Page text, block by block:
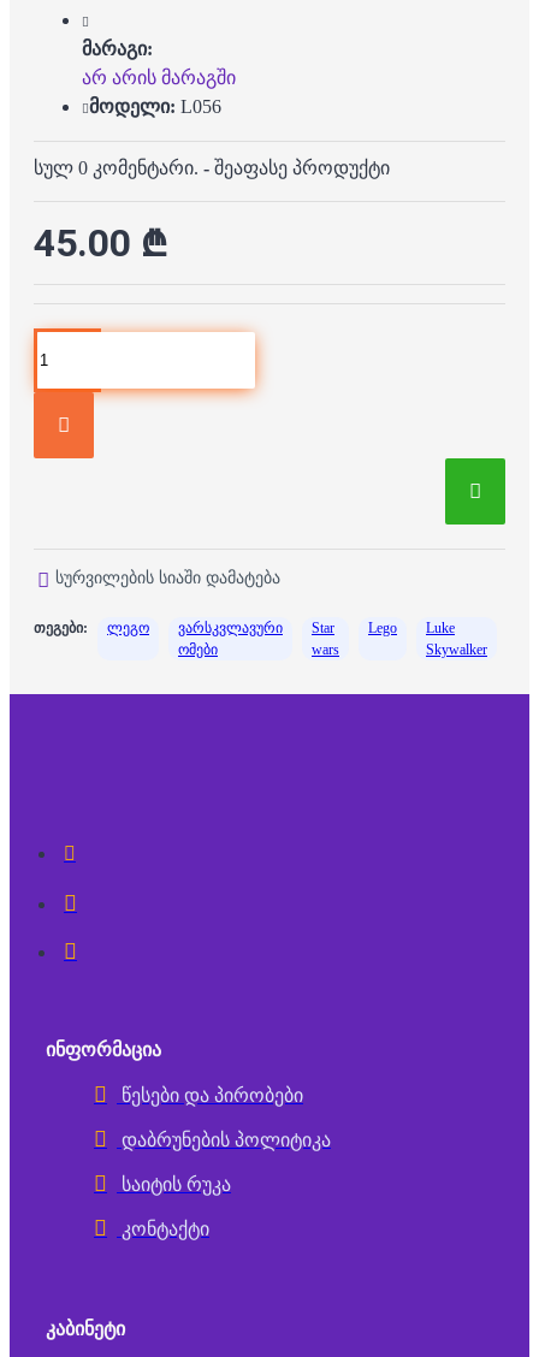
მარაგი:
არ არის მარაგში
მოდელი: L056
სულ 0 კომენტარი. - შეაფასე პროდუქტი
45.00 ₾
სურვილების სიაში დამატება
თეგები: ლეგო
ვარსკვლავური
ომები
Star
wars
Lego
Luke
Skywalker
ᲘᲜᲤᲝᲠᲛᲐᲪᲘᲐ
წესები და პირობები
დაბრუნების პოლიტიკა
საიტის რუკა
კონტაქტი
ᲙᲐᲑᲘᲜᲔᲢᲘ